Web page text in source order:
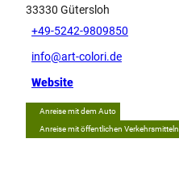
33330 Gütersloh
+49-5242-9809850
info@art-colori.de
Website
Anreise mit dem Auto
Anreise mit öffentlichen Verkehrsmitteln